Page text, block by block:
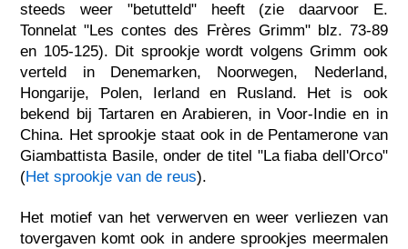
steeds weer "betutteld" heeft (zie daarvoor E.
Tonnelat "Les contes des Frères Grimm" blz. 73-89
en 105-125). Dit sprookje wordt volgens Grimm ook
verteld in Denemarken, Noorwegen, Nederland,
Hongarije, Polen, Ierland en Rusland. Het is ook
bekend bij Tartaren en Arabieren, in Voor-Indie en in
China. Het sprookje staat ook in de Pentamerone van
Giambattista Basile, onder de titel "La fiaba dell'Orco"
(Het sprookje van de reus).
Het motief van het verwerven en weer verliezen van
tovergaven komt ook in andere sprookjes meermalen